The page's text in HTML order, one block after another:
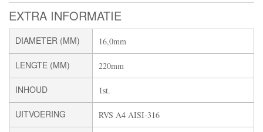
EXTRA INFORMATIE
DIAMETER (MM) 16,0mm
LENGTE (MM) 220mm
INHOUD 1st.
UITVOERING RVS A4 AISI-316